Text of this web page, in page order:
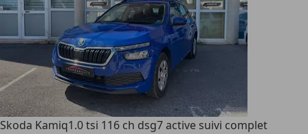
Skoda Kamiq1.0 tsi 116 ch dsg7 active suivi complet